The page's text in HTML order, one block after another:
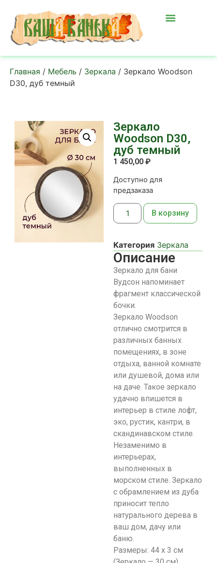
Главная / Мебель / Зеркала / Зеркало Woodson
D30, дуб темный
Зеркало
Woodson D30,
дуб темный
1 450,00 ₽
Доступно для
предзаказа
В корзину
Категория Зеркала
Описание
Зеркало для бани
Вудсон напоминает
фрагмент классической
бочки.
Зеркало Woodson
отлично смотрится в
различных банных
помещениях, в зоне
отдыха, ванной комнате
или душевой, дома или
на даче. Такое зеркало
удачно впишется в
интерьер в стиле лофт,
эко, рустик, кантри, в
скандинавском стиле.
Незаменимо в
интерьерах,
выполненных в
морском стиле. Зеркало
с обрамлением из дуба
приносит тепло
натурального дерева в
ваш дом, дачу или
баню.
Размеры: 44 х 3 см